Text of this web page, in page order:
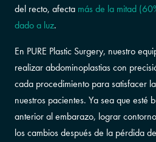
del recto, afecta más de la mitad
dado a luz.
En PURE Plastic Surgery, nuestro
realizar abdominoplastias con
cada procedimiento para satisfacer
nuestros pacientes. Ya sea que esté
anterior al embarazo, lograr
los cambios después de la pérdida